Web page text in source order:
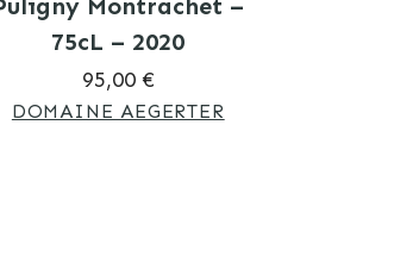
Montrachet –
75cL – 2020
95,00 €
DOMAINE AEGERTER